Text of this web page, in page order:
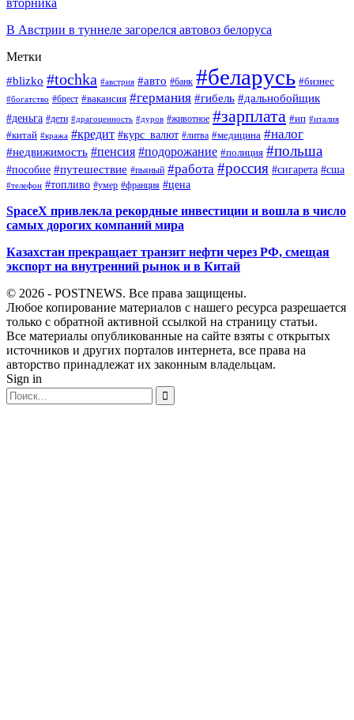
В Австрии в туннеле загорелся автовоз белоруса
Метки
#blizko #tochka #австрия #авто #банк #беларусь #бизнес
#богатство #брест #вакансия #германия #гибель #дальнобойщик
#деньга #дети #драгоценность #дуров #животное #зарплата #ип #италия
#китай #кража #кредит #курс_валют #литва #медицина #налог
#недвижимость #пенсия #подорожание #полиция #польша
#пособие #путешествие #пьяный #работа #россия #сигарета #сша
#телефон #топливо #умер #франция #цена
SpaceX привлекла рекордные инвестиции и вошла в число
самых дорогих компаний мира
Казахстан прекращает транзит нефти через РФ, смещая
экспорт на внутренний рынок и в Китай
© 2026 - POSTNEWS. Все права защищены.
Любое копирование материалов с нашего ресурса разрешается
только с обратной активной ссылкой на страницу статьи.
Все материалы опубликованные на сайте взяты с открытых
источников и других порталов интернета, все права на
авторство принадлежат их законным владельцам.
Sign in